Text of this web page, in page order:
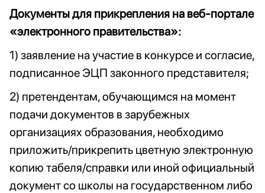
Документы для прикрепления на веб-портале
«электронного правительства»:
1) заявление на участие в конкурсе и согласие,
подписанное ЭЦП законного представителя;
2) претендентам, обучающимся на момент
подачи документов в зарубежных
организациях образования, необходимо
приложить/прикрепить цветную электронную
копию табеля/справки или иной официальный
документ со школы на государственном либо